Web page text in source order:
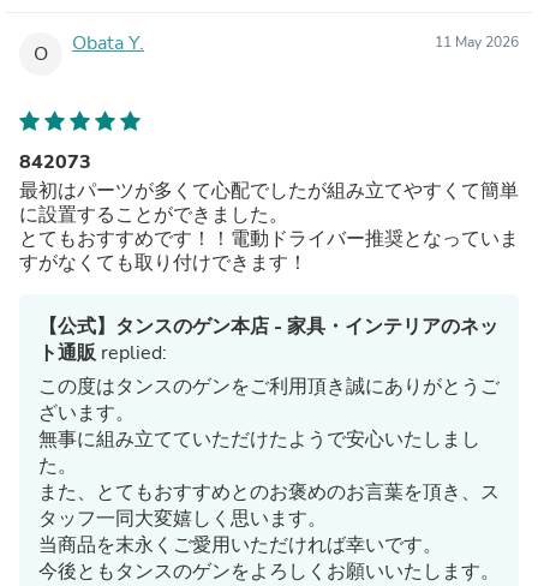
O Obata Y. 11 May 2026
842073
最初はパーツが多くて心配でしたが組み立てやすくて簡単
に設置することができました。
とてもおすすめです！！電動ドライバー推奨となっていま
すがなくても取り付けできます！
【公式】タンスのゲン本店 - 家具・インテリアのネッ
ト通販replied:
この度はタンスのゲンをご利用頂き誠にありがとうご
ざいます。
無事に組み立てていただけたようで安心いたしまし
た。
また、とてもおすすめとのお褒めのお言葉を頂き、ス
タッフ一同大変嬉しく思います。
当商品を末永くご愛用いただければ幸いです。
今後ともタンスのゲンをよろしくお願いいたします。